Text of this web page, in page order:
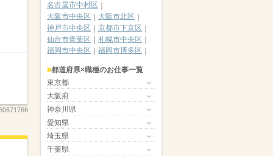
名古屋市中村区
大阪市中央区
大阪市北区
神戸市中央区
京都市下京区
仙台市青葉区
札幌市中央区
福岡市中央区
福岡市博多区
都道府県×職種のお仕事一覧
東京都
大阪府
神奈川県
愛知県
埼玉県
千葉県